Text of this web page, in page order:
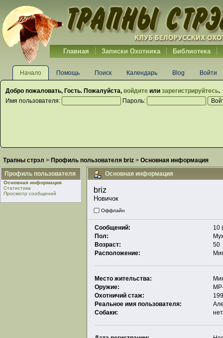
Главная Записки Охотника Библиотека
Начало Помощь Поиск Календарь Blog Войти
Добро пожаловать, Гость. Пожалуйста, войдите или зарегистрируйтесь.
Имя пользователя:
Пароль:
Трапны стрэл > Профиль пользователя briz > Основная информация
Профиль пользователя
Основная информация
Статистика
Просмотр сообщений
Основная информация
briz
Новичок
Оффлайн
Сообщений:
10
Пол:
Возраст:
50
Расположение:
Место жительства:
Оружие:
Охотничий стаж:
Реальное имя пользователя:
Собаки:
нет